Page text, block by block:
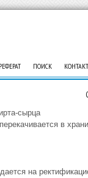
ПОИСК
сырца
в
на